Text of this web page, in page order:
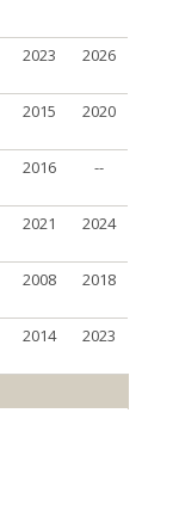
2023 2026
2015 2020
2016 --
2021 2024
2008 2018
2014 2023